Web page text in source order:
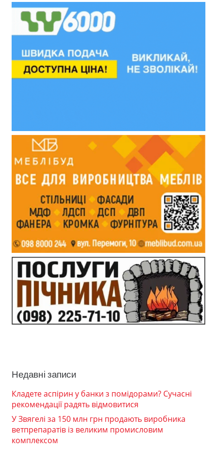
Недавні записи
Кладете аспірин у банки з помідорами? Сучасні
рекомендації радять відмовитися
У Звягелі за 150 млн грн продають виробника
ветпрепаратів із великим промисловим
комплексом